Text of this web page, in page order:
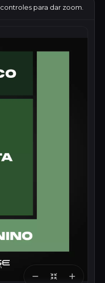
para dar zoom.